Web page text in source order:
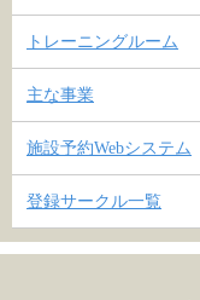
トレーニングルーム
主な事業
施設予約Webシステム
登録サークル一覧